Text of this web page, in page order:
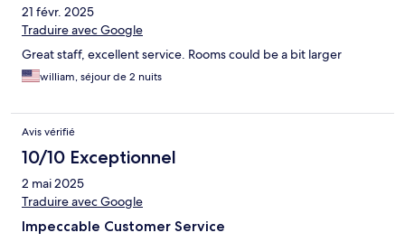
21 févr. 2025
Traduire avec Google
Great staff, excellent service. Rooms could be a bit larger
william, séjour de 2 nuits
Avis vérifié
10/10 Exceptionnel
2 mai 2025
Traduire avec Google
Impeccable Customer Service